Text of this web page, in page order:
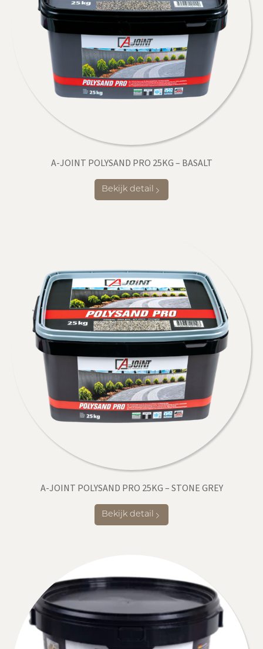
A-JOINT POLYSAND PRO 25KG – BASALT
Bekijk detail
A-JOINT POLYSAND PRO 25KG – STONE GREY
Bekijk detail